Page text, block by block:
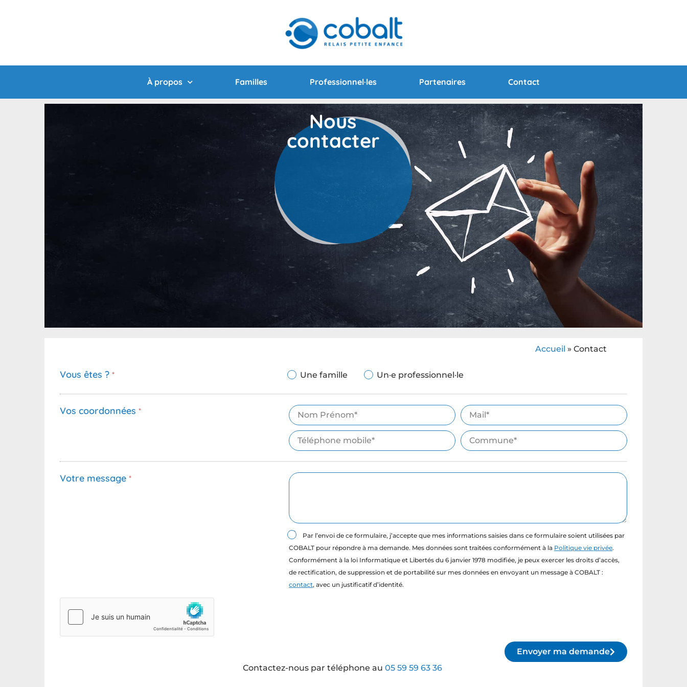
À propos Familles Professionnel·les Partenaires Contact
Nous
contacter
Accueil » Contact
Vous êtes ? * Une famille Un·e professionnel·le
Vos coordonnées *
Votre message *
Par l’envoi de ce formulaire, j’accepte que mes informations saisies dans ce formulaire soient utilisées par
COBALT pour répondre à ma demande. Mes données sont traitées conformément à la Politique vie privée.
Conformément à la loi Informatique et Libertés du 6 janvier 1978 modifiée, je peux exercer les droits d’accès,
de rectification, de suppression et de portabilité sur mes données en envoyant un message à COBALT :
contact, avec un justificatif d’identité.
Envoyer ma demande
Contactez-nous par téléphone au 05 59 59 63 36